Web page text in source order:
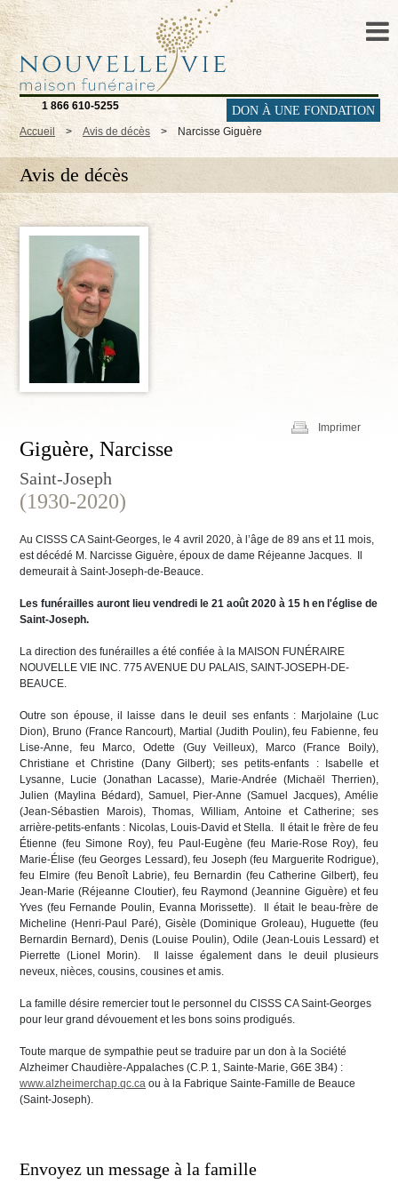
1 866 610-5255 DON À UNE FONDATION
Accueil > Avis de décès > Narcisse Giguère
Avis de décès
Imprimer
Giguère, Narcisse
Saint-Joseph
(1930-2020)
Au CISSS CA Saint-Georges, le 4 avril 2020, à l’âge de 89 ans et 11 mois,
est décédé M. Narcisse Giguère, époux de dame Réjeanne Jacques. Il
demeurait à Saint-Joseph-de-Beauce.
Les funérailles auront lieu vendredi le 21 août 2020 à 15 h en l'église de
Saint-Joseph.
La direction des funérailles a été confiée à la MAISON FUNÉRAIRE
NOUVELLE VIE INC. 775 AVENUE DU PALAIS, SAINT-JOSEPH-DE-
BEAUCE.
Outre son épouse, il laisse dans le deuil ses enfants : Marjolaine (Luc
Dion), Bruno (France Rancourt), Martial (Judith Poulin), feu Fabienne, feu
Lise-Anne, feu Marco, Odette (Guy Veilleux), Marco (France Boily),
Christiane et Christine (Dany Gilbert); ses petits-enfants : Isabelle et
Lysanne, Lucie (Jonathan Lacasse), Marie-Andrée (Michaël Therrien),
Julien (Maylina Bédard), Samuel, Pier-Anne (Samuel Jacques), Amélie
(Jean-Sébastien Marois), Thomas, William, Antoine et Catherine; ses
arrière-petits-enfants : Nicolas, Louis-David et Stella. Il était le frère de feu
Étienne (feu Simone Roy), feu Paul-Eugène (feu Marie-Rose Roy), feu
Marie-Élise (feu Georges Lessard), feu Joseph (feu Marguerite Rodrigue),
feu Elmire (feu Benoît Labrie), feu Bernardin (feu Catherine Gilbert), feu
Jean-Marie (Réjeanne Cloutier), feu Raymond (Jeannine Giguère) et feu
Yves (feu Fernande Poulin, Evanna Morissette). Il était le beau-frère de
Micheline (Henri-Paul Paré), Gisèle (Dominique Groleau), Huguette (feu
Bernardin Bernard), Denis (Louise Poulin), Odile (Jean-Louis Lessard) et
Pierrette (Lionel Morin). Il laisse également dans le deuil plusieurs
neveux, nièces, cousins, cousines et amis.
La famille désire remercier tout le personnel du CISSS CA Saint-Georges
pour leur grand dévouement et les bons soins prodigués.
Toute marque de sympathie peut se traduire par un don à la Société
Alzheimer Chaudière-Appalaches (C.P. 1, Sainte-Marie, G6E 3B4) :
www.alzheimerchap.qc.ca ou à la Fabrique Sainte-Famille de Beauce
(Saint-Joseph).
Envoyez un message à la famille